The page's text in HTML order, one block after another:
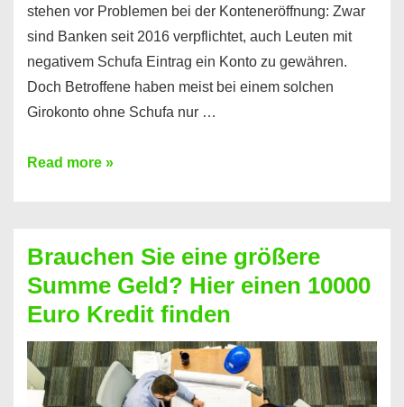
stehen vor Problemen bei der Konteneröffnung: Zwar
sind Banken seit 2016 verpflichtet, auch Leuten mit
negativem Schufa Eintrag ein Konto zu gewähren.
Doch Betroffene haben meist bei einem solchen
Girokonto ohne Schufa nur …
Günstiges
Geht
das
überhaupt?
Na
klar!
Read more »
Brauchen Sie eine größere
Summe Geld? Hier einen 10000
Euro Kredit finden